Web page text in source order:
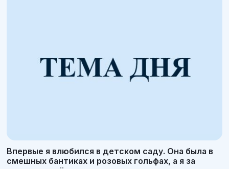
Впервые я влюбился в детском саду. Она была в
смешных бантиках и розовых гольфах, а я за